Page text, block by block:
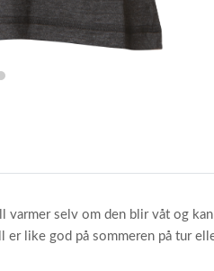
item
varmer selv om den blir våt og
like god på sommeren på tur